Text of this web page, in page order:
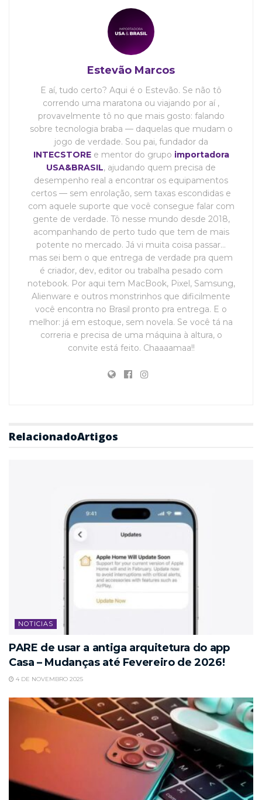
Estevão Marcos
E aí, tudo certo? Aqui é o Estevão. Se não tô
correndo uma maratona ou viajando por aí ,
provavelmente tô no que mais gosto: falando
sobre tecnologia braba — daquelas que mudam o
jogo de verdade. Sou pai, fundador da
INTECSTOREe mentor do grupo importadora
USA&BRASIL, ajudando quem precisa de
desempenho real a encontrar os equipamentos
certos — sem enrolação, sem taxas escondidas e
com aquele suporte que você consegue falar com
gente de verdade. Tô nesse mundo desde 2018,
acompanhando de perto tudo que tem de mais
potente no mercado. Já vi muita coisa passar…
mas sei bem o que entrega de verdade pra quem
é criador, dev, editor ou trabalha pesado com
notebook. Por aqui tem MacBook, Pixel, Samsung,
Alienware e outros monstrinhos que dificilmente
você encontra no Brasil pronto pra entrega. E o
melhor: já em estoque, sem novela. Se você tá na
correria e precisa de uma máquina à altura, o
convite está feito. Chaaaamaa!!
RelacionadoArtigos
NOTICIAS
PARE de usar a antiga arquitetura do app
Casa – Mudanças até Fevereiro de 2026!
4 DE NOVEMBRO 2025